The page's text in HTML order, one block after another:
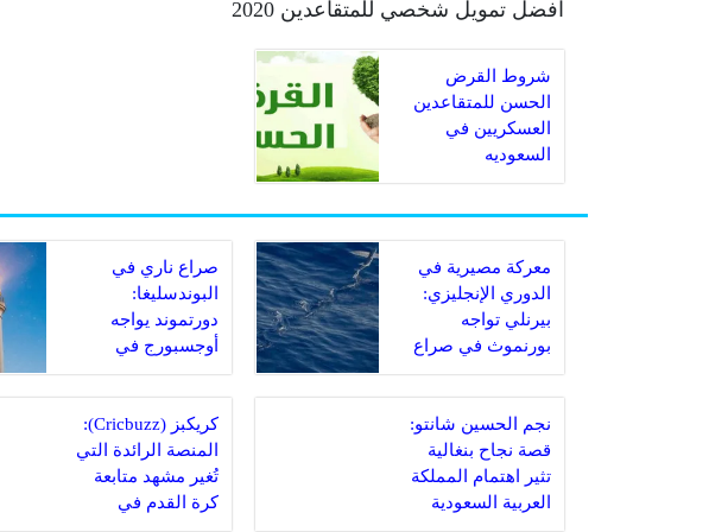
افضل تمويل شخصي للمتقاعدين 2020
شروط القرض
الحسن للمتقاعدين
العسكريين في
السعوديه
معركة مصيرية في
الدوري الإنجليزي:
بيرنلي تواجه
بورنموث في صراع
البقاء
صراع ناري في
البوندسليغا:
دورتموند يواجه
أوجسبورج في
مباراة مصيرية
نجم الحسين شانتو:
قصة نجاح بنغالية
تثير اهتمام المملكة
العربية السعودية
كريكبز (Cricbuzz):
المنصة الرائدة التي
تُغير مشهد متابعة
كرة القدم في
السعودية